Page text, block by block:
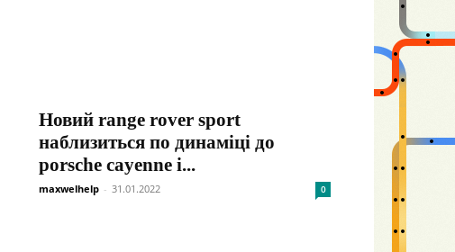
Новий range rover sport
наблизиться по динаміці до
porsche cayenne і...
maxwelhelp - 31.01.2022 0